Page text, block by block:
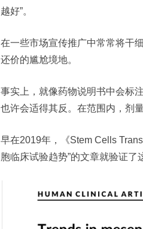
越好”。
在一些市场宣传推广中常常将干
还价的尴尬境地。
事实上，就像药物说明书中会标
也许会适得其反。在范围内，剂
早在2019年，《Stem Cells
胞临床试验趋势”的文章就验证了